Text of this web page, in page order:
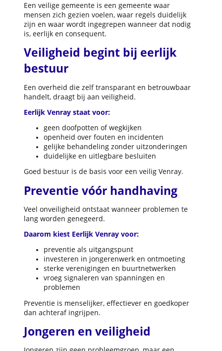
Een veilige gemeente is een gemeente waar
mensen zich gezien voelen, waar regels duidelijk
zijn en waar wordt ingegrepen wanneer dat nodig
is, eerlijk en consequent.
Veiligheid begint bij eerlijk
bestuur
Een overheid die zelf transparant en betrouwbaar
handelt, draagt bij aan veiligheid.
Eerlijk Venray staat voor:
geen doofpotten of wegkijken
openheid over fouten en incidenten
gelijke behandeling zonder uitzonderingen
duidelijke en uitlegbare besluiten
Goed bestuur is de basis voor een veilig Venray.
Preventie vóór handhaving
Veel onveiligheid ontstaat wanneer problemen te
lang worden genegeerd.
Daarom kiest Eerlijk Venray voor:
preventie als uitgangspunt
investeren in jongerenwerk en ontmoeting
sterke verenigingen en buurtnetwerken
vroeg signaleren van spanningen en
problemen
Preventie is menselijker, effectiever en goedkoper
dan achteraf ingrijpen.
Jongeren en veiligheid